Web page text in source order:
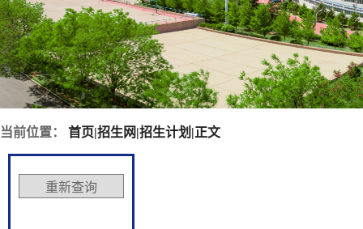
当前位置： 首页|招生网|招生计划 |正文